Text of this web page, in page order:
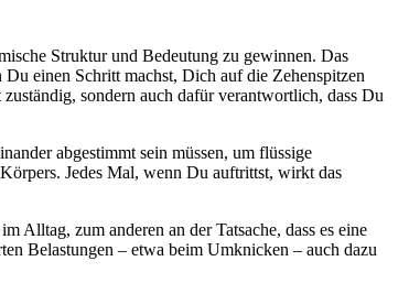
Struktur und Bedeutung zu gewinnen. Das
einen Schritt machst, Dich auf die Zehenspitzen
sondern auch dafür verantwortlich, dass Du
abgestimmt sein müssen, um flüssige
Jedes Mal, wenn Du auftrittst, wirkt das
Alltag, zum anderen an der Tatsache, dass es eine
Belastungen – etwa beim Umknicken – auch dazu